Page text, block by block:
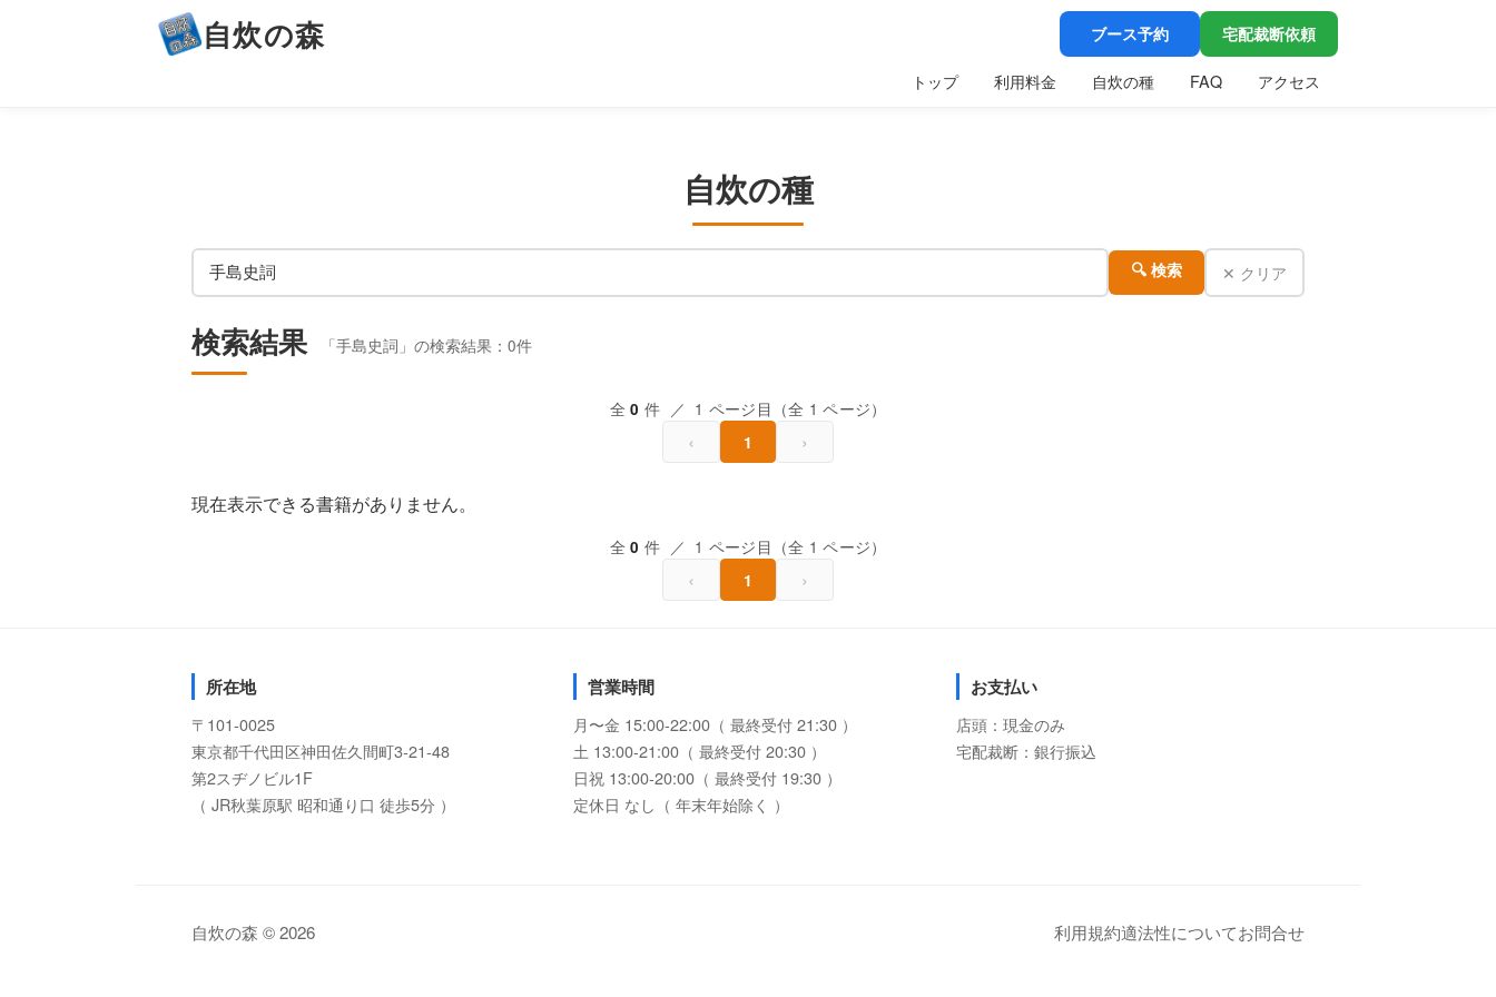
自炊の森 ブース予約 宅配裁断依頼
トップ 利用料金 自炊の種 FAQ アクセス
自炊の種
🔍 検索 ✕ クリア
検索結果 「手島史詞」の検索結果：0件
全0 件 ／ 1 ページ目（全 1 ページ）
‹ 1 ›
現在表示できる書籍がありません。
全0 件 ／ 1 ページ目（全 1 ページ）
‹ 1 ›
所在地
〒101-0025
東京都千代田区神田佐久間町3-21-48
第2スヂノビル1F
（ JR秋葉原駅 昭和通り口 徒歩5分 ）
営業時間
月〜金 15:00-22:00（ 最終受付 21:30 ）
土 13:00-21:00（ 最終受付 20:30 ）
日祝 13:00-20:00（ 最終受付 19:30 ）
定休日 なし（ 年末年始除く ）
お支払い
店頭：現金のみ
宅配裁断：銀行振込
自炊の森 © 2026 利用規約適法性についてお問合せ